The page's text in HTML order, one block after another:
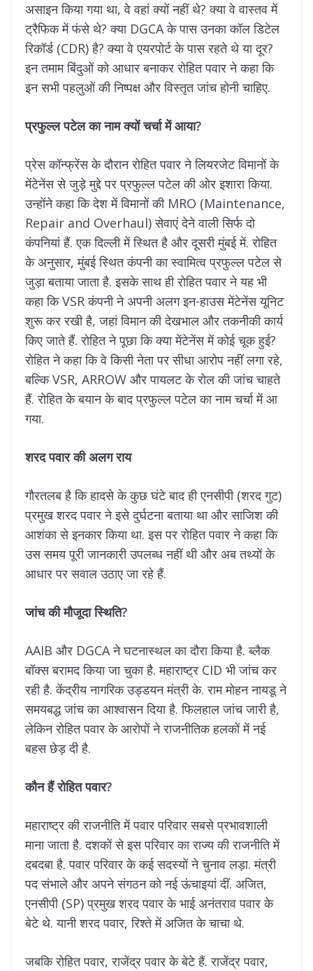
असाइन किया गया था, वे वहां क्यों नहीं थे? क्या वे वास्तव में
ट्रैफिक में फंसे थे? क्या DGCA के पास उनका कॉल डिटेल
रिकॉर्ड (CDR) है? क्या वे एयरपोर्ट के पास रहते थे या दूर?
इन तमाम बिंदुओं को आधार बनाकर रोहित पवार ने कहा कि
इन सभी पहलुओं की निष्पक्ष और विस्तृत जांच होनी चाहिए.
प्रफुल्ल पटेल का नाम क्यों चर्चा में आया?
प्रेस कॉन्फ्रेंस के दौरान रोहित पवार ने लियरजेट विमानों के
मेंटेनेंस से जुड़े मुद्दे पर प्रफुल्ल पटेल की ओर इशारा किया.
उन्होंने कहा कि देश में विमानों की MRO (Maintenance,
Repair and Overhaul) सेवाएं देने वाली सिर्फ दो
कंपनियां हैं. एक दिल्ली में स्थित है और दूसरी मुंबई में. रोहित
के अनुसार, मुंबई स्थित कंपनी का स्वामित्व प्रफुल्ल पटेल से
जुड़ा बताया जाता है. इसके साथ ही रोहित पवार ने यह भी
कहा कि VSR कंपनी ने अपनी अलग इन-हाउस मेंटेनेंस यूनिट
शुरू कर रखी है, जहां विमान की देखभाल और तकनीकी कार्य
किए जाते हैं. रोहित ने पूछा कि क्या मेंटेनेंस में कोई चूक हुई?
रोहित ने कहा कि वे किसी नेता पर सीधा आरोप नहीं लगा रहे,
बल्कि VSR, ARROW और पायलट के रोल की जांच चाहते
हैं. रोहित के बयान के बाद प्रफुल्ल पटेल का नाम चर्चा में आ
गया.
शरद पवार की अलग राय
गौरतलब है कि हादसे के कुछ घंटे बाद ही एनसीपी (शरद गुट)
प्रमुख शरद पवार ने इसे दुर्घटना बताया था और साजिश की
आशंका से इनकार किया था. इस पर रोहित पवार ने कहा कि
उस समय पूरी जानकारी उपलब्ध नहीं थी और अब तथ्यों के
आधार पर सवाल उठाए जा रहे हैं.
जांच की मौजूदा स्थिति?
AAIB और DGCA ने घटनास्थल का दौरा किया है. ब्लैक
बॉक्स बरामद किया जा चुका है. महाराष्ट्र CID भी जांच कर
रही है. केंद्रीय नागरिक उड्डयन मंत्री के. राम मोहन नायडू ने
समयबद्ध जांच का आश्वासन दिया है. फिलहाल जांच जारी है,
लेकिन रोहित पवार के आरोपों ने राजनीतिक हलकों में नई
बहस छेड़ दी है.
कौन हैं रोहित पवार?
महाराष्ट्र की राजनीति में पवार परिवार सबसे प्रभावशाली
माना जाता है. दशकों से इस परिवार का राज्य की राजनीति में
दबदबा है. पवार परिवार के कई सदस्यों ने चुनाव लड़ा. मंत्री
पद संभाले और अपने संगठन को नई ऊंचाइयां दीं. अजित,
एनसीपी (SP) प्रमुख शरद पवार के भाई अनंतराव पवार के
बेटे थे. यानी शरद पवार, रिश्ते में अजित के चाचा थे.
जबकि रोहित पवार, राजेंद्र पवार के बेटे हैं. राजेंद्र पवार,